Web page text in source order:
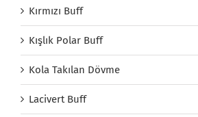
Kırmızı Buff
Kışlık Polar Buff
Kola Takılan Dövme
Lacivert Buff